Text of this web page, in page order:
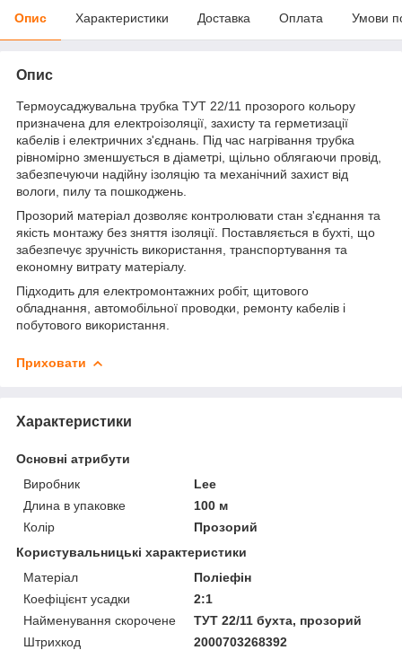
Опис Характеристики Доставка Оплата Умови
Опис
Термоусаджувальна трубка ТУТ 22/11 прозорого кольору
призначена для електроізоляції, захисту та герметизації
кабелів і електричних з'єднань. Під час нагрівання трубка
рівномірно зменшується в діаметрі, щільно облягаючи провід,
забезпечуючи надійну ізоляцію та механічний захист від
вологи, пилу та пошкоджень.
Прозорий матеріал дозволяє контролювати стан з'єднання та
якість монтажу без зняття ізоляції. Поставляється в бухті, що
забезпечує зручність використання, транспортування та
економну витрату матеріалу.
Підходить для електромонтажних робіт, щитового
обладнання, автомобільної проводки, ремонту кабелів і
побутового використання.
Приховати
Характеристики
Основні атрибути
Виробник
Lee
Длина в упаковке
100 м
Колір
Прозорий
Користувальницькі характеристики
Матеріал
Поліефін
Коефіцієнт усадки
2:1
Найменування скорочене
ТУТ 22/11 бухта, прозорий
Штрихкод
2000703268392